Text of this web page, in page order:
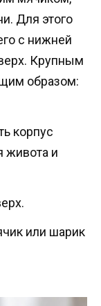
Для этого
с нижней
Крупным
образом:
корпус
живота и
или шарик